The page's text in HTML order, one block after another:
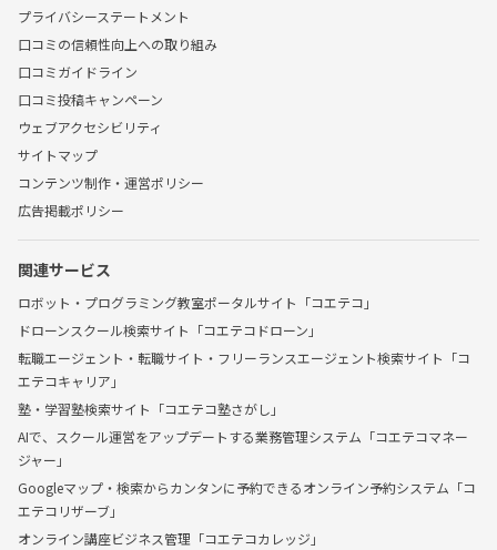
プライバシーステートメント
口コミの信頼性向上への取り組み
口コミガイドライン
口コミ投稿キャンペーン
ウェブアクセシビリティ
サイトマップ
コンテンツ制作・運営ポリシー
広告掲載ポリシー
関連サービス
ロボット・プログラミング教室ポータルサイト「コエテコ」
ドローンスクール検索サイト「コエテコドローン」
転職エージェント・転職サイト・フリーランスエージェント検索サイト「コ
エテコキャリア」
塾・学習塾検索サイト「コエテコ塾さがし」
AIで、スクール運営をアップデートする業務管理システム「コエテコマネー
ジャー」
Googleマップ・検索からカンタンに予約できるオンライン予約システム「コ
エテコリザーブ」
オンライン講座ビジネス管理「コエテコカレッジ」